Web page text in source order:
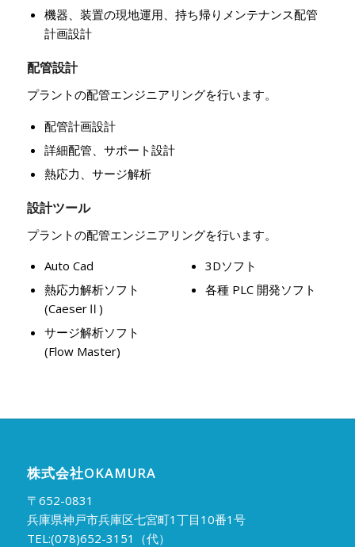
機器、装置の現地運用、持ち帰りメンテナンス配管
計画設計
配管設計
プラントの配管エンジニアリングを行います。
配管計画設計
詳細配管、サポート設計
熱応力、サージ解析
設計ツール
プラントの配管エンジニアリングを行います。
Auto Cad
熱応力解析ソフト
(CaeserⅡ)
サージ解析ソフト
(Flow Master)
3Dソフト
各種 PLC 開発ソフト
株式会社OKAMURA
〒652-0831
兵庫県神戸市兵庫区七宮町1丁目10番1号
TEL:(078)652-3151（代）